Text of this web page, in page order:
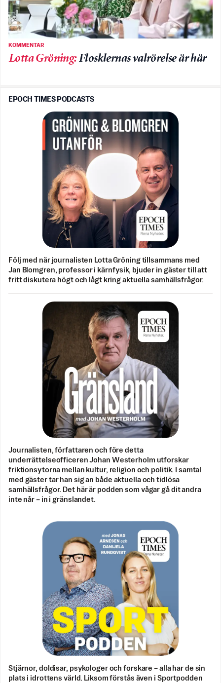
KOMMENTAR
Lotta Gröning:Flosklernas valrörelse är här
EPOCH TIMES PODCASTS
Följ med när journalisten Lotta Gröning tillsammans med
Jan Blomgren, professor i kärnfysik, bjuder in gäster till att
fritt diskutera högt och lågt kring aktuella samhällsfrågor.
Journalisten, författaren och före detta
underrättelseofficeren Johan Westerholm utforskar
friktionsytorna mellan kultur, religion och politik. I samtal
med gäster tar han sig an både aktuella och tidlösa
samhällsfrågor. Det här är podden som vågar gå dit andra
inte når – in i gränslandet.
Stjärnor, doldisar, psykologer och forskare – alla har de sin
plats i idrottens värld. Liksom förstås även i Sportpodden